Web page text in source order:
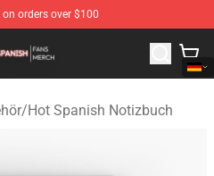
orders over $100
Hot Spanish Merchandise
/Hot Spanish Notizbuch